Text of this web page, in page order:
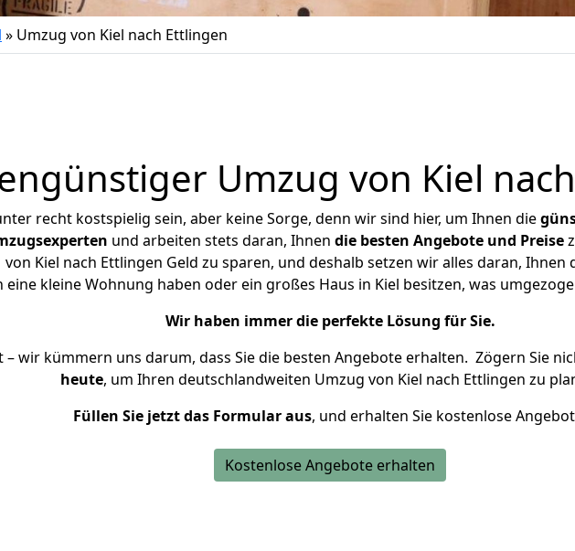
» Umzug von Kiel nach Ettlingen
Umzug von Kiel
recht kostspielig sein, aber keine Sorge, denn wir sind hier, um Ihnen die
und arbeiten stets daran, Ihnen die besten Angebote und Preise
Kiel nach Ettlingen Geld zu sparen, und deshalb setzen wir alles daran, Ihnen
eine kleine Wohnung haben oder ein großes Haus in Kiel besitzen, was
Wir haben immer die perfekte Lösung für Sie.
– wir kümmern uns darum, dass Sie die besten Angebote erhalten. Zögern Sie
heute, um Ihren deutschlandweiten Umzug von Kiel nach Ettlingen zu
Füllen Sie jetzt das Formular aus, und erhalten Sie kostenlose
Kostenlose Angebote erhalten